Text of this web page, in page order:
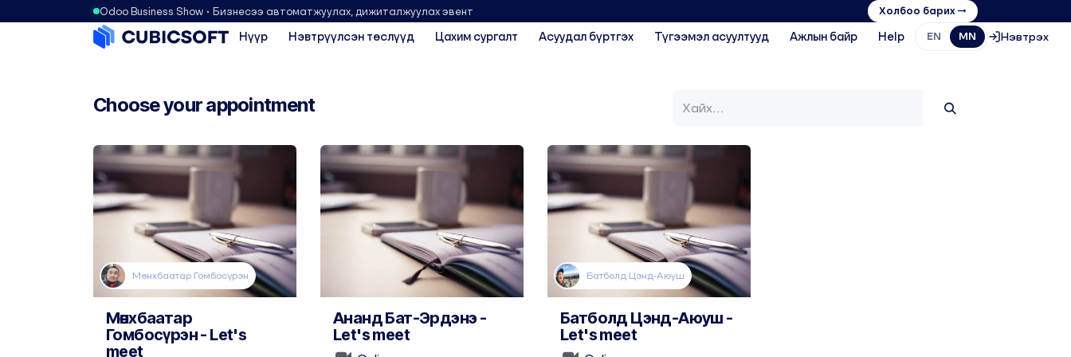
Odoo Business Show • Бизнесээ автоматжуулах, дижиталжуулах эвент Холбоо барих →
Нүүр Нэвтрүүлсэн төслүүд Цахим сургалт Асуудал бүртгэх Түгээмэл асуултууд Ажлын байр Help EN MN Нэвтрэх
Choose your appointment
Мөнхбаатар Гомбосүрэн
Мөнхбаатар
Гомбосүрэн - Let's
meet
Ананд Бат-Эрдэнэ -
Let's meet
Батболд Цэнд-Аюуш
Батболд Цэнд-Аюуш -
Let's meet